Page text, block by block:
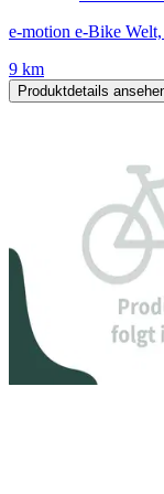
e-motion e-Bike
9 km
Produktdetails